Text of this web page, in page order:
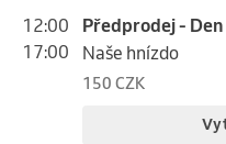
12:00
17:00
Předprodej -
Naše hnízdo
150 CZK